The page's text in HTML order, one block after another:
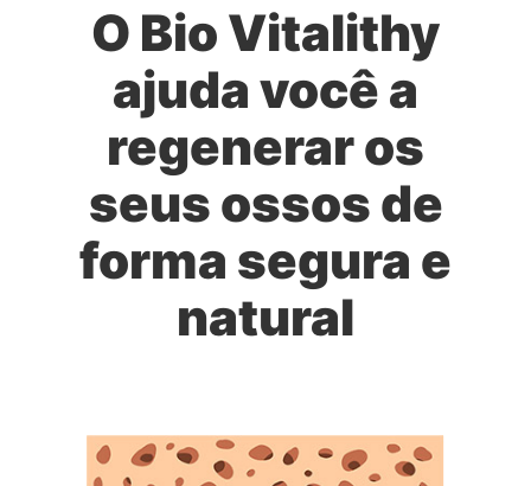
O Bio Vitalithy
ajuda você a
regenerar os
seus ossos de
forma segura e
natural